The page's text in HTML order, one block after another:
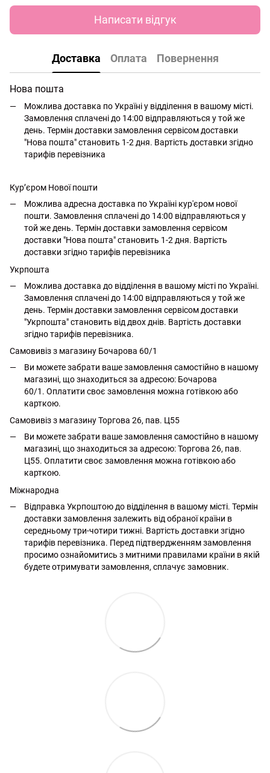
Написати відгук
Доставка Оплата Повернення
Нова пошта
Можлива доставка по Україні у відділення в вашому місті.
Замовлення сплачені до 14:00 відправляються у той же
день. Термін доставки замовлення сервісом доставки
"Нова пошта" становить 1-2 дня. Вартість доставки згідно
тарифів перевізника
Кур’єром Нової пошти
Можлива адресна доставка по Україні кур'єром нової
пошти. Замовлення сплачені до 14:00 відправляються у
той же день. Термін доставки замовлення сервісом
доставки "Нова пошта" становить 1-2 дня. Вартість
доставки згідно тарифів перевізника
Укрпошта
Можлива доставка до відділення в вашому місті по Україні.
Замовлення сплачені до 14:00 відправляються у той же
день. Термін доставки замовлення сервісом доставки
"Укрпошта" становить від двох днів. Вартість доставки
згідно тарифів перевізника.
Самовивіз з магазину Бочарова 60/1
Ви можете забрати ваше замовлення самостійно в нашому
магазині, що знаходиться за адресою: Бочарова
60/1. Оплатити своє замовлення можна готівкою або
карткою.
Самовивіз з магазину Торгова 26, пав. Ц55
Ви можете забрати ваше замовлення самостійно в нашому
магазині, що знаходиться за адресою: Торгова 26, пав.
Ц55. Оплатити своє замовлення можна готівкою або
карткою.
Міжнародна
Відправка Укрпоштою до відділення в вашому місті. Термін
доставки замовлення залежить від обраної країни в
середньому три-чотири тижні. Вартість доставки згідно
тарифів перевізника. Перед підтвердженням замовлення
просимо ознайомитись з митними правилами країни в якій
будете отримувати замовлення, сплачує замовник.